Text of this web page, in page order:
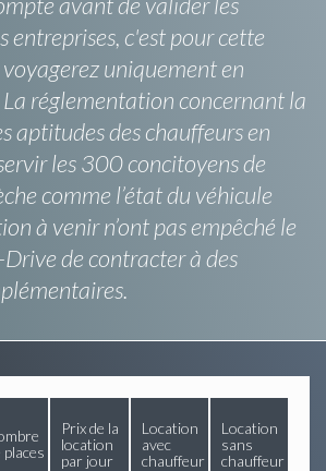
entreprises, c'est pour cette
uniquement en
réglementation concernant la
aptitudes des chauffeurs en
les 300 concitoyens de
comme l’état du véhicule
à venir n’ont pas empêché le
de contracter à des
places
Prix de la
location
par jour
Location
avec
chauffeur
Location
sans
chauffeur